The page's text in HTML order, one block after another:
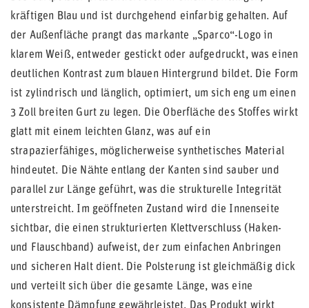
kräftigen Blau und ist durchgehend einfarbig gehalten. Auf
der Außenfläche prangt das markante „Sparco“-Logo in
klarem Weiß, entweder gestickt oder aufgedruckt, was einen
deutlichen Kontrast zum blauen Hintergrund bildet. Die Form
ist zylindrisch und länglich, optimiert, um sich eng um einen
3 Zoll breiten Gurt zu legen. Die Oberfläche des Stoffes wirkt
glatt mit einem leichten Glanz, was auf ein
strapazierfähiges, möglicherweise synthetisches Material
hindeutet. Die Nähte entlang der Kanten sind sauber und
parallel zur Länge geführt, was die strukturelle Integrität
unterstreicht. Im geöffneten Zustand wird die Innenseite
sichtbar, die einen strukturierten Klettverschluss (Haken-
und Flauschband) aufweist, der zum einfachen Anbringen
und sicheren Halt dient. Die Polsterung ist gleichmäßig dick
und verteilt sich über die gesamte Länge, was eine